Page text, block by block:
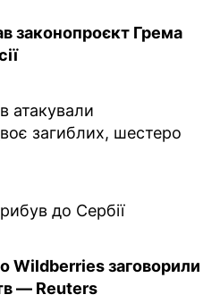
законопроєкт Грема
атакували
загиблих, шестеро
до Сербії
Wildberries заговорили
— Reuters